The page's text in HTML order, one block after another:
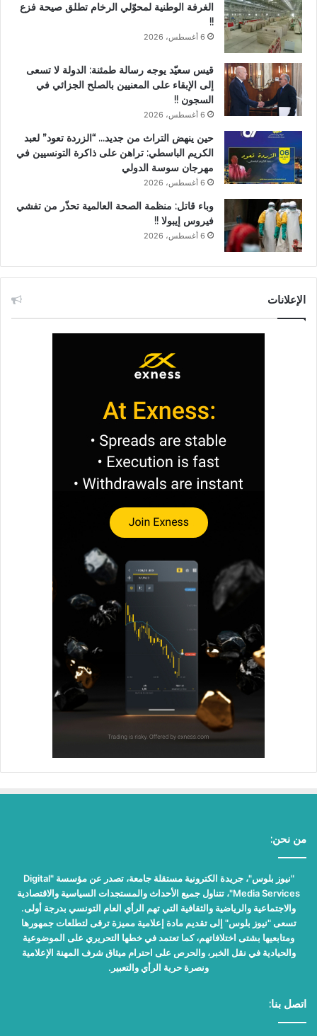
الغرفة الوطنية لمحوّلي الرخام تطلق صيحة فزع
!!
6 أغسطس، 2026
قيس سعيّد يوجه رسالة طمئنة: الدولة لا تسعى
إلى الإبقاء على المعنيين بالصلح الجزائي في
السجون !!
6 أغسطس، 2026
حين ينهض التراث من جديد… “الزردة تعود” لعبد
الكريم الباسطي: تراهن على ذاكرة التونسيين في
مهرجان سوسة الدولي
6 أغسطس، 2026
وباء قاتل: منظمة الصحة العالمية تحذّر من تفشي
فيروس إيبولا !!
6 أغسطس، 2026
الإعلانات
من نحن:
"نيوز بلوس"، جريدة الكترونية مستقلة جامعة، تصدر عن مؤسسة "Digital
Media Services"، تتناول جميع الأحداث والمستجدات السياسية والاقتصادية
والاجتماعية والرياضية والثقافية التي تهم الرأي العام التونسي بدرجة أولى.
تسعى "نيوز بلوس" إلى تقديم مادة إعلامية مميزة ترقى لتطلعات جمهورها
ومتابعيها بشتى اختلافاتهم، كما تعتمد في خطها التحريري على الموضوعية
والحيادية في نقل الخبر، والحرص على احترام ميثاق شرف المهنة الإعلامية
ونصرة حرية الرأي والتعبير.
اتصل بنا: